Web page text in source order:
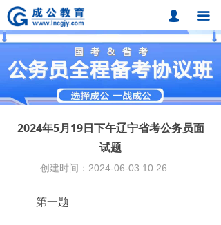
끀
首页
课程中心
题库中心
网校课程
成公合作
联系我们
넙
2024年5月19日下午辽宁省考公务员面
试题
第一题
创建时间： 2024-06-03 10:26